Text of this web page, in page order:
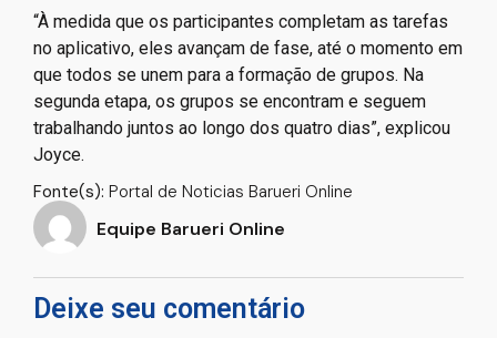
“À medida que os participantes completam as tarefas
no aplicativo, eles avançam de fase, até o momento em
que todos se unem para a formação de grupos. Na
segunda etapa, os grupos se encontram e seguem
trabalhando juntos ao longo dos quatro dias”, explicou
Joyce.
Fonte(s): Portal de Noticias Barueri Online
Equipe Barueri Online
Deixe seu comentário